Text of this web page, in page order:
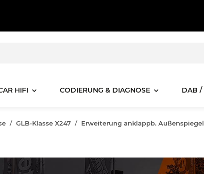
HIFI CODIERUNG & DIAGNOSE DAB /
GLB-Klasse X247 Erweiterung anklappb.